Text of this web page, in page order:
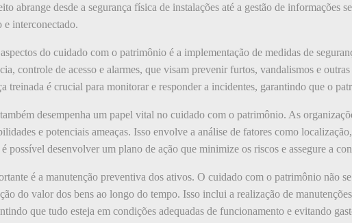
abrange desde a segurança física de instalações até a gestão de informações
e interconectado.
do cuidado com o patrimônio é a implementação de medidas de
controle de acesso e alarmes, que visam prevenir furtos, vandalismos e
treinada é crucial para monitorar e responder a incidentes, garantindo que o
desempenha um papel vital no cuidado com o patrimônio. As
e potenciais ameaças. Isso envolve a análise de fatores como
possível desenvolver um plano de ação que minimize os riscos e assegure a
é a manutenção preventiva dos ativos. O cuidado com o patrimônio não
do valor dos bens ao longo do tempo. Isso inclui a realização de
que tudo esteja em condições adequadas de funcionamento e evitando